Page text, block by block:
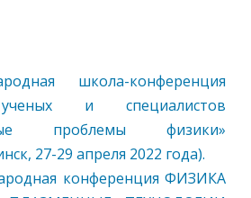
школа-конференция
и специалистов
проблемы физики»
27-29 апреля 2022 года).
конференция ФИЗИКА